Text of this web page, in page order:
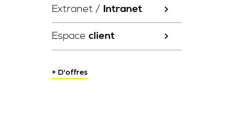
Extranet / Intranet
Espace client
+ D'offres